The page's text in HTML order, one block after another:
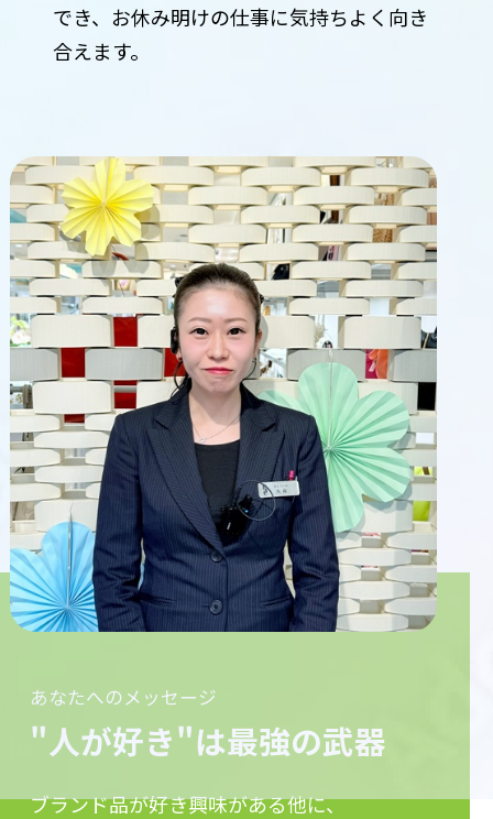
でき、お休み明けの仕事に気持ちよく向き
合えます。
あなたへのメッセージ
"人が好き"は最強の武器
ブランド品が好き興味がある他に、